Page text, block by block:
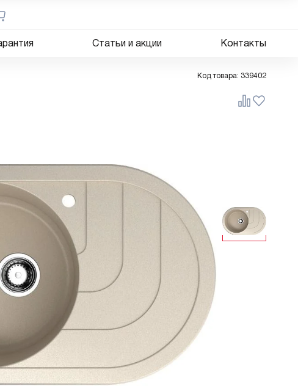
Статьи и акции Контакты
Код товара: 339402